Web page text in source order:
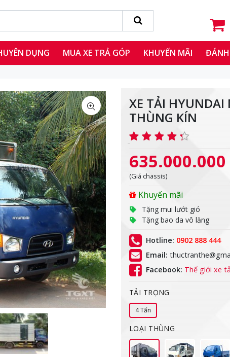
DỤNG MUA XE TRẢ GÓP KHUYẾN MÃI ĐÁNH
XE TẢI HYUNDAI
THÙNG KÍN
(Giá chassis)
Khuyến mãi
Tặng mui lướt gió
Tặng bao da vô lăng
Hotline: 0902 888 444
Email:
Facebook: Thế giới xe
TẢI TRỌNG
4 Tấn
LOẠI THÙNG